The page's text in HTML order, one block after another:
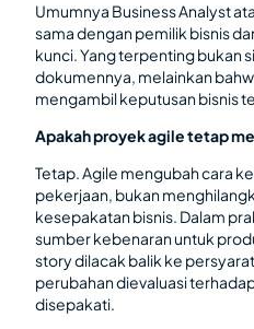
Umumnya Business Analyst
sama dengan pemilik bisnis
kunci. Yang terpenting bukan
dokumennya, melainkan
mengambil keputusan bisnis
Apakah proyek agile tetap
Tetap. Agile mengubah cara
pekerjaan, bukan
kesepakatan bisnis. Dalam
sumber kebenaran untuk
story dilacak balik ke
perubahan dievaluasi
disepakati.